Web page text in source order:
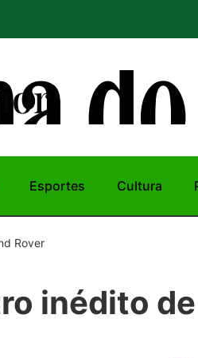
Esportes Cultura
Rover
inédito